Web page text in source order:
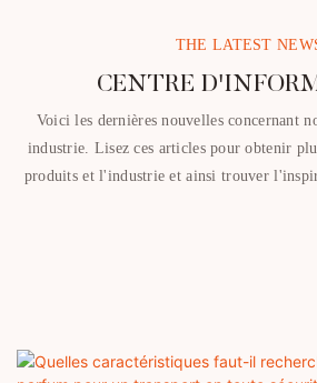
THE LATEST
CENTRE
Voici les dernières nouvelles concernant
industrie. Lisez ces articles pour obtenir
produits et l'industrie et ainsi trouver